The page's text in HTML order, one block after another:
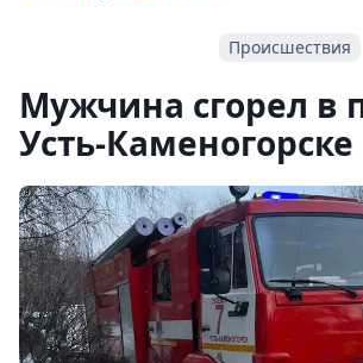
Происшествия
Мужчина сгорел в
Усть-Каменогорске